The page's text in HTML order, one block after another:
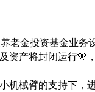
金投资基金业务
产将封闭运行🎌
械臂的支持下，